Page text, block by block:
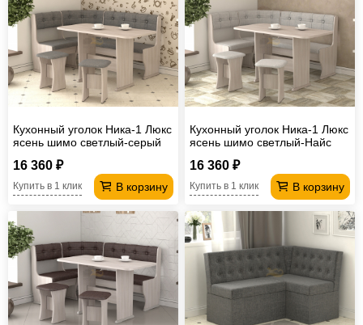
Кухонный уголок Ника-1 Люкс
ясень шимо светлый-серый
16 360 ₽
В корзину
Купить в 1 клик
Кухонный уголок Ника-1 Люкс
ясень шимо светлый-Найс
16 360 ₽
В корзину
Купить в 1 клик